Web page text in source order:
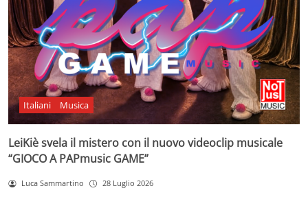
Italiani Musica
LeiKiè svela il mistero con il nuovo videoclip musicale
“GIOCO A PAPmusic GAME”
Luca Sammartino 28 Luglio 2026